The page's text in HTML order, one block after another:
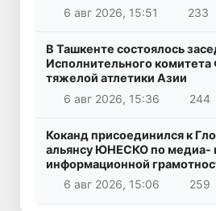
6 авг 2026, 15:51
233
В Ташкенте состоялось
Исполнительного
тяжелой атлетики Азии
6 авг 2026, 15:36
244
Коканд присоединился к
альянсу ЮНЕСКО по медиа-
информационной
6 авг 2026, 15:06
259